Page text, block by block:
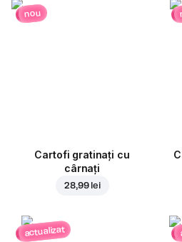
nou
Cartofi gratinați cu
cârnați
28,99 lei
actualizat